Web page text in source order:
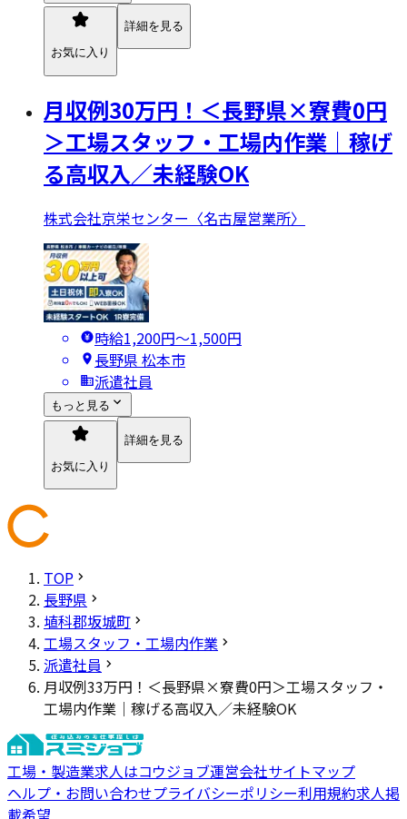
お気に入り
詳細を見る
月収例30万円！＜長野県×寮費0円
＞工場スタッフ・工場内作業｜稼げ
る高収入／未経験OK
株式会社京栄センター〈名古屋営業所〉
時給1,200円〜1,500円
長野県 松本市
派遣社員
もっと見る
お気に入り
詳細を見る
TOP
長野県
埴科郡坂城町
工場スタッフ・工場内作業
派遣社員
月収例33万円！＜長野県×寮費0円＞工場スタッフ・
工場内作業｜稼げる高収入／未経験OK
工場・製造業求人はコウジョブ運営会社サイトマップ
ヘルプ・お問い合わせプライバシーポリシー利用規約求人掲